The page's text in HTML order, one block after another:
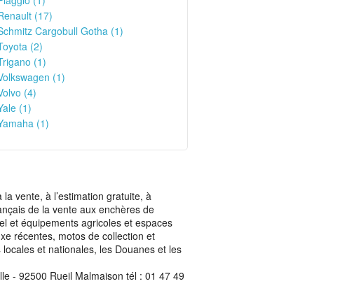
(17)
Cargobull Gotha (1)
(2)
(1)
(1)
(4)
(1)
(1)
vente, à l’estimation gratuite, à
de la vente aux enchères de
et équipements agricoles et espaces
récentes, motos de collection et
et nationales, les Douanes et les
- 92500 Rueil Malmaison tél : 01 47 49